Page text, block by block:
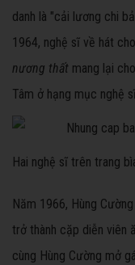
danh là "cải lương chi
1964, nghệ sĩ về hát
nương thất mang lại
Tâm ở hạng mục nghệ
Hai nghệ sĩ trên trang
Năm 1966, Hùng
trở thành cặp diễn viên
cùng Hùng Cường mở